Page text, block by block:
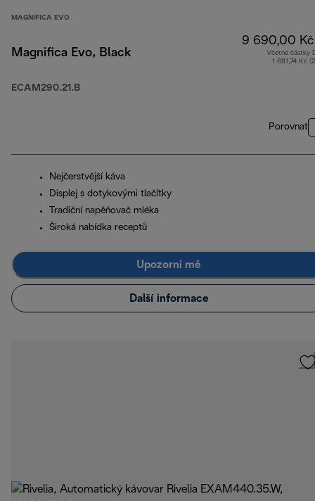
MAGNIFICA EVO
Magnifica Evo, Black
ECAM290.21.B
9 690,00 Kč
Včetně částky
1 681,74 Kč
Porovnat
Nejčerstvější káva
Displej s dotykovými tlačítky
Tradiční napěňovač mléka
Široká nabídka receptů
Upozorni mě
Další informace